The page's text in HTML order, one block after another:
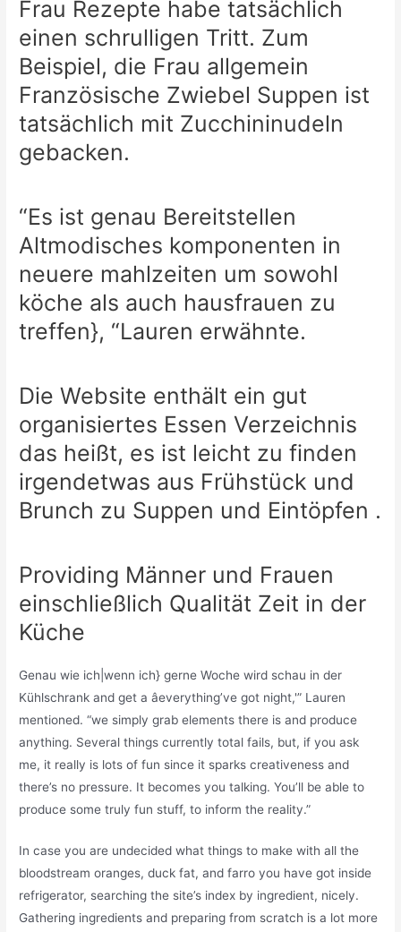
Frau Rezepte habe tatsächlich
einen schrulligen Tritt. Zum
Beispiel, die Frau allgemein
Französische Zwiebel Suppen ist
tatsächlich mit Zucchininudeln
gebacken.
“Es ist genau Bereitstellen
Altmodisches komponenten in
neuere mahlzeiten um sowohl
köche als auch hausfrauen zu
treffen}, “Lauren erwähnte.
Die Website enthält ein gut
organisiertes Essen Verzeichnis
das heißt, es ist leicht zu finden
irgendetwas aus Frühstück und
Brunch zu Suppen und Eintöpfen .
Providing Männer und Frauen
einschließlich Qualität Zeit in der
Küche
Genau wie ich|wenn ich} gerne Woche wird schau in der
Kühlschrank and get a âeverything’ve got night,'” Lauren
mentioned. “we simply grab elements there is and produce
anything. Several things currently total fails, but, if you ask
me, it really is lots of fun since it sparks creativeness and
there’s no pressure. It becomes you talking. You’ll be able to
produce some truly fun stuff, to inform the reality.”
In case you are undecided what things to make with all the
bloodstream oranges, duck fat, and farro you have got inside
refrigerator, searching the site’s index by ingredient, nicely.
Gathering ingredients and preparing from scratch is a lot more